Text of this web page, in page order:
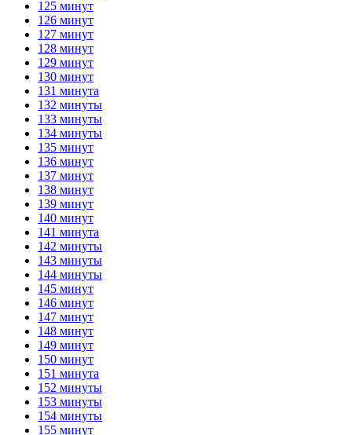
125 минут
126 минут
127 минут
128 минут
129 минут
130 минут
131 минута
132 минуты
133 минуты
134 минуты
135 минут
136 минут
137 минут
138 минут
139 минут
140 минут
141 минута
142 минуты
143 минуты
144 минуты
145 минут
146 минут
147 минут
148 минут
149 минут
150 минут
151 минута
152 минуты
153 минуты
154 минуты
155 минут